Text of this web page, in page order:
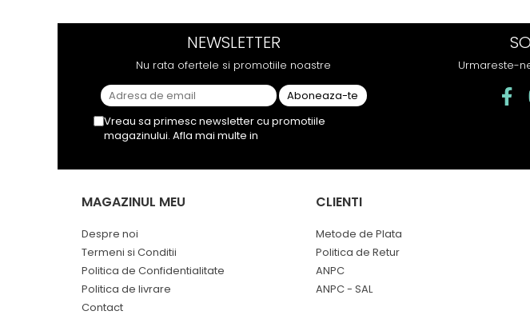
este la fel de sati...
tutun sau tigara.
NEWSLETTER
Nu rata ofertele si promotiile noastre
Vreau sa primesc newsletter cu promotiile
magazinului. Afla mai multe in
Urmareste-
MAGAZINUL MEU
Despre noi
Termeni si Conditii
Politica de Confidentialitate
Politica de livrare
Contact
CLIENTI
Metode de Plata
Politica de Retur
ANPC
ANPC - SAL